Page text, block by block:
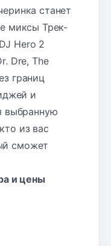
станет
миксы Трек-
Hero 2
Dre, The
границ
и
выбранную
из вас
сможет
и цены